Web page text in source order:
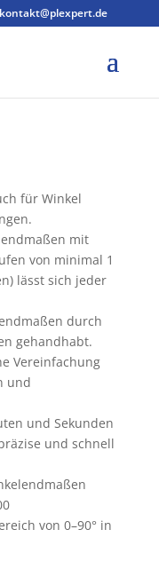
kontakt@plexpert.de
für Winkel
mit
von minimal 1
lässt sich jeder
durch
gehandhabt.
Vereinfachung
und
und Sekunden
und schnell
von 0–90° in